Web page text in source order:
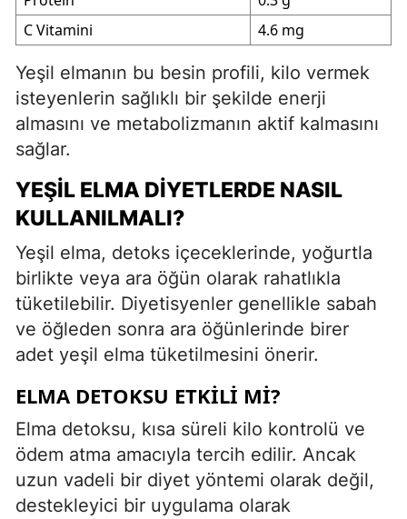
C Vitamini
4.6 mg
Yeşil elmanın bu besin profili, kilo vermek
isteyenlerin sağlıklı bir şekilde enerji
almasını ve metabolizmanın aktif kalmasını
sağlar.
YEŞIL ELMA DIYETLERDE NASIL
KULLANILMALI?
Yeşil elma, detoks içeceklerinde, yoğurtla
birlikte veya ara öğün olarak rahatlıkla
tüketilebilir. Diyetisyenler genellikle sabah
ve öğleden sonra ara öğünlerinde birer
adet yeşil elma tüketilmesini önerir.
ELMA DETOKSU ETKILI MI?
Elma detoksu, kısa süreli kilo kontrolü ve
ödem atma amacıyla tercih edilir. Ancak
uzun vadeli bir diyet yöntemi olarak değil,
destekleyici bir uygulama olarak